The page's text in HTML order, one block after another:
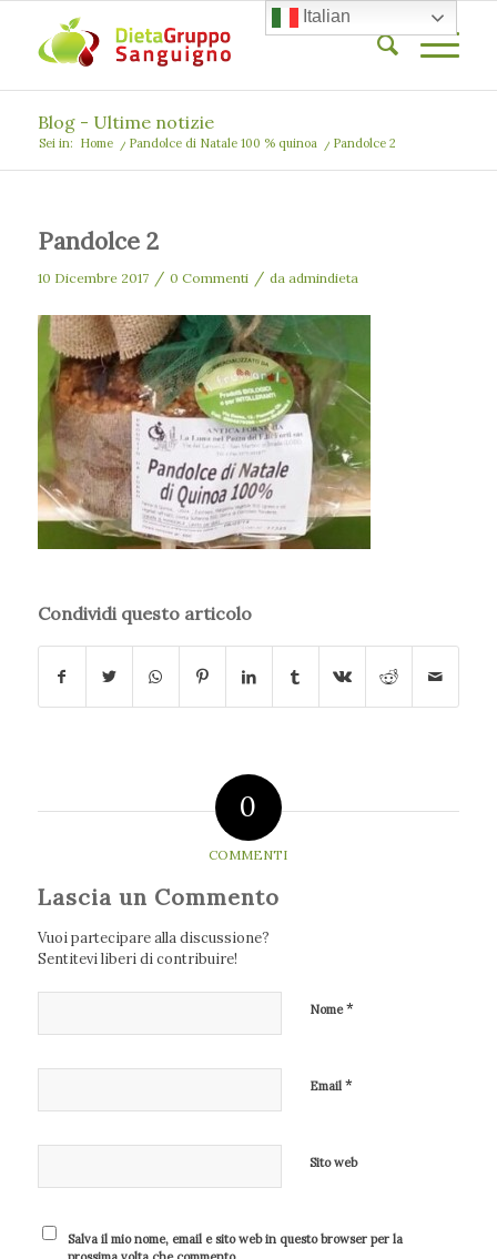
Blog - Ultime notizie
Sei in: Home / Pandolce di Natale 100 % quinoa / Pandolce 2
Pandolce 2
10 Dicembre 2017 / 0 Commenti / da admindieta
Condividi questo articolo
0
COMMENTI
Lascia un Commento
Vuoi partecipare alla discussione?
Sentitevi liberi di contribuire!
Nome*
Email *
Sito web
Salva il mio nome, email e sito web in questo browser per la
Italian